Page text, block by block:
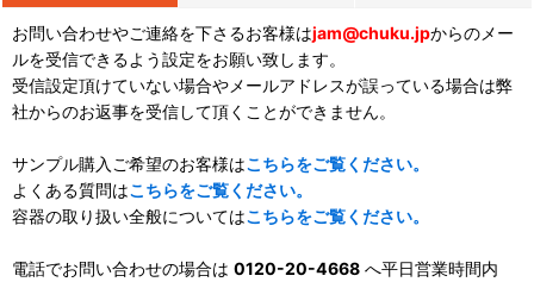
お問い合わせやご連絡を下さるお客様はjam@chuku.jpからのメー
ルを受信できるよう設定をお願い致します。
受信設定頂けていない場合やメールアドレスが誤っている場合は弊
社からのお返事を受信して頂くことができません。
サンプル購入ご希望のお客様はこちらをご覧ください。
よくある質問はこちらをご覧ください。
容器の取り扱い全般についてはこちらをご覧ください。
電話でお問い合わせの場合は 0120-20-4668 へ平日営業時間内